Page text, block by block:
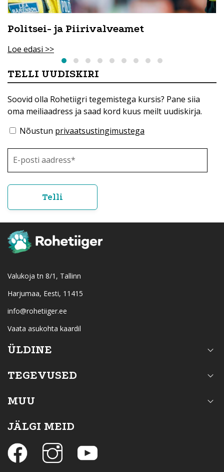
Politsei- ja Piirivalveamet
Loe edasi >>
TELLI UUDISKIRI
Soovid olla Rohetiigri tegemistega kursis? Pane siia
oma meiliaadress ja saad kord kuus meilt uudiskirja.
Nõustun privaatsustingimustega
Valukoja tn 8/1, Tallinn
Harjumaa, Eesti, 11415
info@rohetiiger.ee
Vaata asukohta kaardil
ÜLDINE
TEGEVUSED
MUU
JÄLGI MEID